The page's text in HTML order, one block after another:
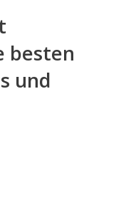
besten
und